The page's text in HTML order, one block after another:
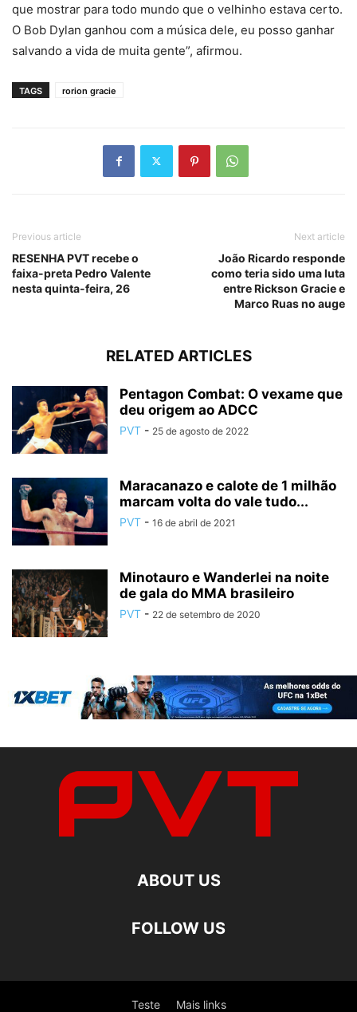
que mostrar para todo mundo que o velhinho estava certo.
O Bob Dylan ganhou com a música dele, eu posso ganhar
salvando a vida de muita gente”, afirmou.
TAGS rorion gracie
Previous article
RESENHA PVT recebe o
faixa-preta Pedro Valente
nesta quinta-feira, 26
Next article
João Ricardo responde
como teria sido uma luta
entre Rickson Gracie e
Marco Ruas no auge
RELATED ARTICLES
Pentagon Combat: O vexame que
deu origem ao ADCC
PVT - 25 de agosto de 2022
Maracanazo e calote de 1 milhão
marcam volta do vale tudo...
PVT - 16 de abril de 2021
Minotauro e Wanderlei na noite
de gala do MMA brasileiro
PVT - 22 de setembro de 2020
ABOUT US
FOLLOW US
Teste Mais links